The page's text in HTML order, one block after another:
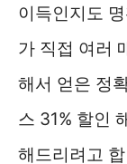
이득인지도
가 직접 여러
해서 얻은 정
스 31% 할인
해드리려고